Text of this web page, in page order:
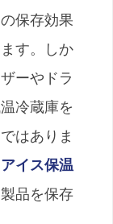
保存効果
す。しか
ーやドラ
冷蔵庫を
はありま
イス保温
品を保存